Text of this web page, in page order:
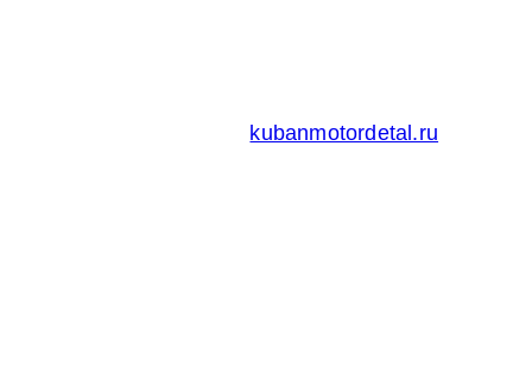
kubanmotordetal.ru